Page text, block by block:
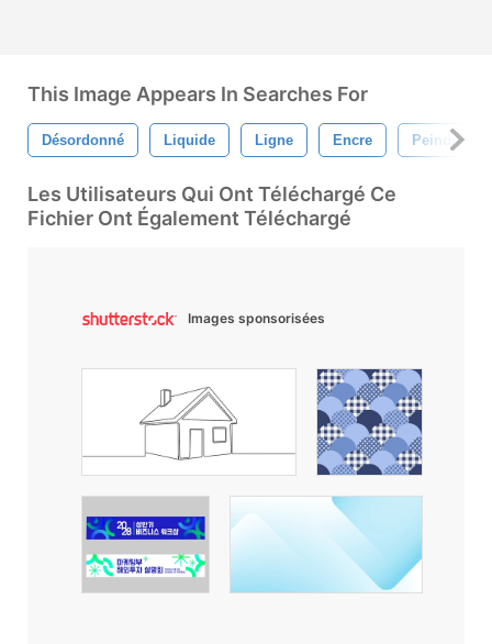
This Image Appears In Searches For
Désordonné Liquide Ligne Encre Peindre
Les Utilisateurs Qui Ont Téléchargé Ce
Fichier Ont Également Téléchargé
Images sponsorisées